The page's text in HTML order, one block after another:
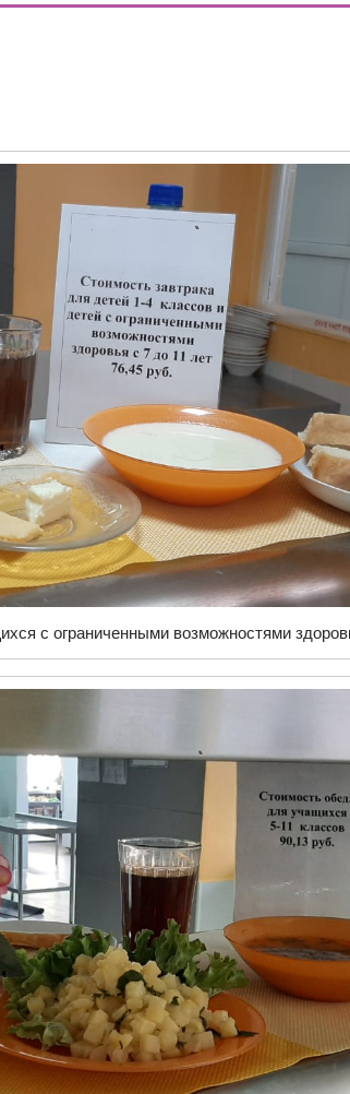
В МБОУ «ШКОЛА № 75»
ОРГАНИЗАЦИЙ
с ограниченными возможностями